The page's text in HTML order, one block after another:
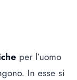
per l’uomo
In esse si